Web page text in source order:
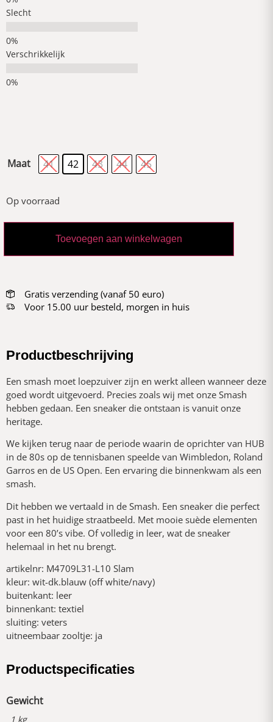
Slecht
Verschrikkelijk
Maat 41 42 43 44 45
Op voorraad
Toevoegen aan winkelwagen
Gratis verzending (vanaf 50 euro)
Voor 15.00 uur besteld, morgen in huis
Productbeschrijving
Een smash moet loepzuiver zijn en werkt alleen wanneer deze
goed wordt uitgevoerd. Precies zoals wij met onze Smash
hebben gedaan. Een sneaker die ontstaan is vanuit onze
heritage.
We kijken terug naar de periode waarin de oprichter van HUB
in de 80s op de tennisbanen speelde van Wimbledon, Roland
Garros en de US Open. Een ervaring die binnenkwam als een
smash.
Dit hebben we vertaald in de Smash. Een sneaker die perfect
past in het huidige straatbeeld. Met mooie suède elementen
voor een 80’s vibe. Of volledig in leer, wat de sneaker
helemaal in het nu brengt.
artikelnr: M4709L31-L10 Slam
kleur: wit-dk.blauw (off white/navy)
buitenkant: leer
binnenkant: textiel
sluiting: veters
uitneembaar zooltje: ja
Productspecificaties
Gewicht
1 kg